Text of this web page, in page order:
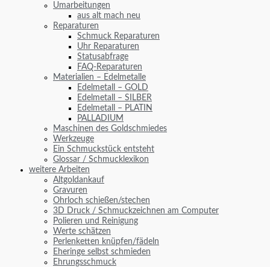
Umarbeitungen
aus alt mach neu
Reparaturen
Schmuck Reparaturen
Uhr Reparaturen
Statusabfrage
FAQ-Reparaturen
Materialien – Edelmetalle
Edelmetall – GOLD
Edelmetall – SILBER
Edelmetall – PLATIN
PALLADIUM
Maschinen des Goldschmiedes
Werkzeuge
Ein Schmuckstück entsteht
Glossar / Schmucklexikon
weitere Arbeiten
Altgoldankauf
Gravuren
Ohrloch schießen/stechen
3D Druck / Schmuckzeichnen am Computer
Polieren und Reinigung
Werte schätzen
Perlenketten knüpfen/fädeln
Eheringe selbst schmieden
Ehrungsschmuck